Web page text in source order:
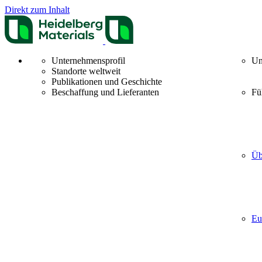
Direkt zum Inhalt
Unternehmensprofil
Standorte weltweit
Publikationen und Geschichte
Beschaffung und Lieferanten